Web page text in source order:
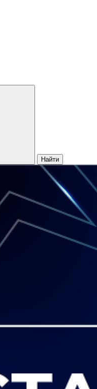
Найти